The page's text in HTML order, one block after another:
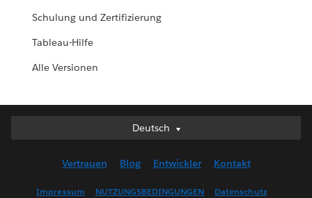
Schulung und Zertifizierung
Tableau-Hilfe
Alle Versionen
Deutsch
Deutsch
English (US)
Vertrauen Blog Entwickler Kontakt
Impressum NUTZUNGSBEDINGUNGEN Datenschutz